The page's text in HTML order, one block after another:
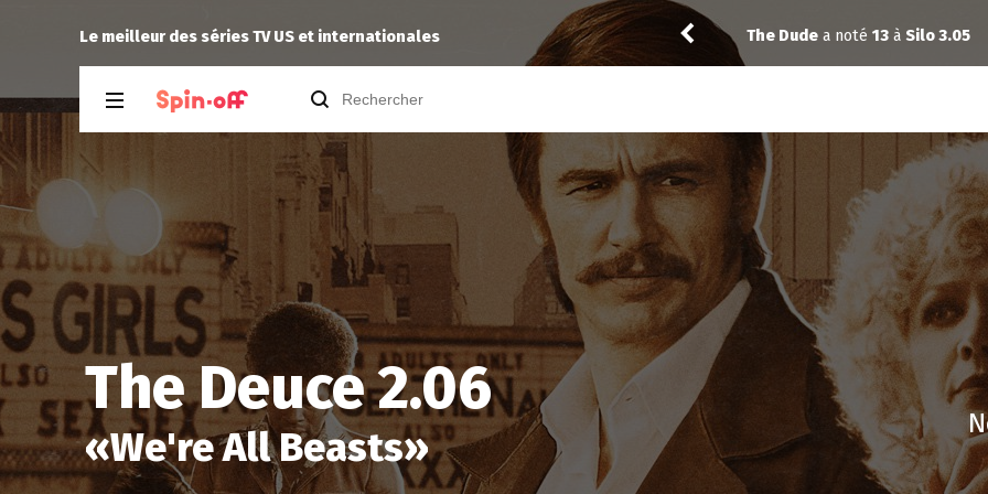
Le meilleur des séries TV US et internationales
The Dudea noté13àSilo 3.05 Vic24a noté13 àThe Best
The Deuce 2.06
«We're All Beasts»